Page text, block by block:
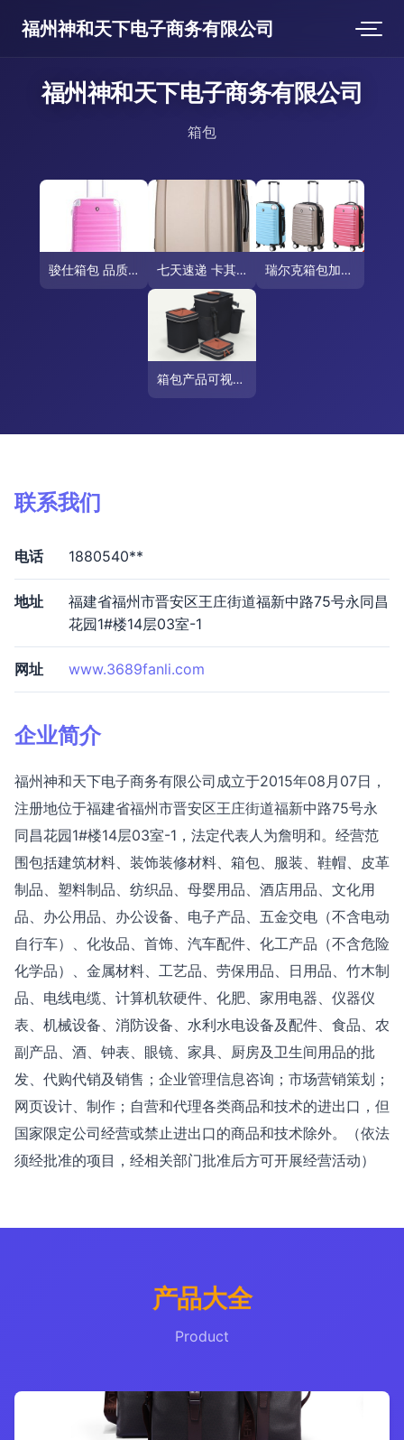
福州神和天下电子商务有限公司
福州神和天下电子商务有限公司
箱包
骏仕箱包 品质与设计的完美融合，出行伴侣的不二之选 七天速递 卡其色旅行箱，你的亚马逊箱包明智之选 瑞尔克箱包加盟全面解析 投资前景、费用及条件
箱包产品可视化 Marvelous Designer建模与Keyshot渲染全流程实践
联系我们
电话 1880540**
地址
福建省福州市晋安区王庄街道福新中路75号永同昌
花园1#楼14层03室-1
网址 www.3689fanli.com
企业简介
福州神和天下电子商务有限公司成立于2015年08月07日，
注册地位于福建省福州市晋安区王庄街道福新中路75号永
同昌花园1#楼14层03室-1，法定代表人为詹明和。经营范
围包括建筑材料、装饰装修材料、箱包、服装、鞋帽、皮革
制品、塑料制品、纺织品、母婴用品、酒店用品、文化用
品、办公用品、办公设备、电子产品、五金交电（不含电动
自行车）、化妆品、首饰、汽车配件、化工产品（不含危险
化学品）、金属材料、工艺品、劳保用品、日用品、竹木制
品、电线电缆、计算机软硬件、化肥、家用电器、仪器仪
表、机械设备、消防设备、水利水电设备及配件、食品、农
副产品、酒、钟表、眼镜、家具、厨房及卫生间用品的批
发、代购代销及销售；企业管理信息咨询；市场营销策划；
网页设计、制作；自营和代理各类商品和技术的进出口，但
国家限定公司经营或禁止进出口的商品和技术除外。（依法
须经批准的项目，经相关部门批准后方可开展经营活动）
产品大全
Product